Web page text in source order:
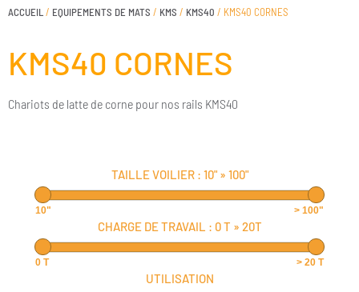
ACCUEIL / EQUIPEMENTS DE MATS / KMS / KMS40 / KMS40 CORNES
KMS40 CORNES
Chariots de latte de corne pour nos rails KMS40
TAILLE VOILIER : 10"» 100"
10" > 100"
CHARGE DE TRAVAIL : 0 T » 20T
0 T > 20 T
UTILISATION